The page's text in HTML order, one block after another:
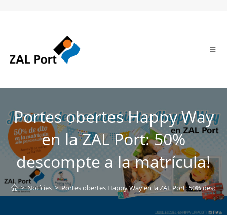
Portes obertes Happy Way
en la ZAL Port: 50%
descompte a la matrícula!
> Notícies > Portes obertes Happy Way en la ZAL Port: 50%